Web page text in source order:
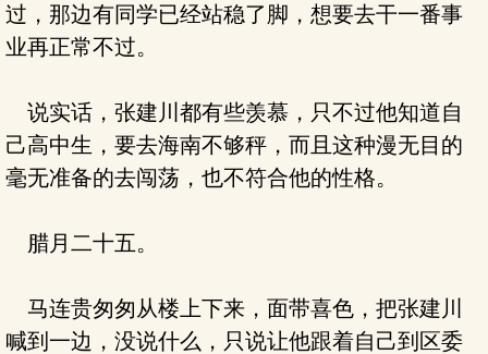
过，那边有同学已经站稳了脚，想要去干一番事
业再正常不过。
说实话，张建川都有些羡慕，只不过他知道自
己高中生，要去海南不够秤，而且这种漫无目的
毫无准备的去闯荡，也不符合他的性格。
腊月二十五。
马连贵匆匆从楼上下来，面带喜色，把张建川
喊到一边，没说什么，只说让他跟着自己到区委